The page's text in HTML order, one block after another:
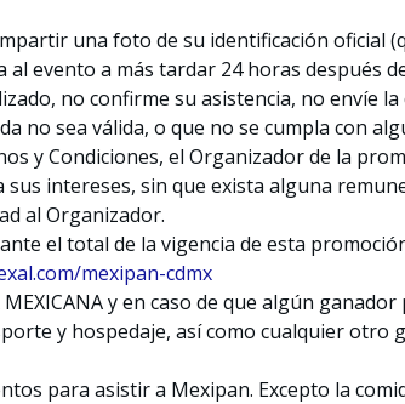
una foto de su identificación oficial
evento a más tardar 24 horas después
no confirme su asistencia, no envíe
no sea válida, o que no se cumpla con
y Condiciones, el Organizador de la
intereses, sin que exista alguna
al Organizador.
el total de la vigencia de esta
mexipan-cdmx
y en caso de que algún
y hospedaje, así como cualquier otro
para asistir a Mexipan. Excepto la